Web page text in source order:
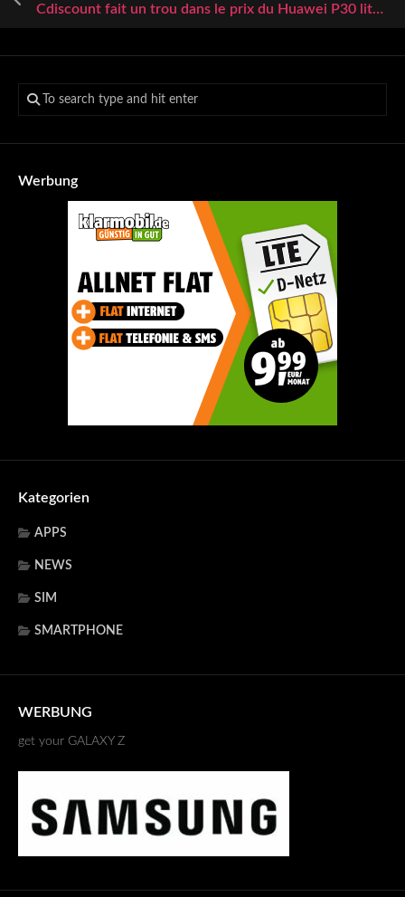
Cdiscount fait un trou dans le prix du Huawei P30 lite, la concurrence a du mal à s’en remettre
Werbung
Kategorien
APPS
NEWS
SIM
SMARTPHONE
WERBUNG
get your GALAXY Z